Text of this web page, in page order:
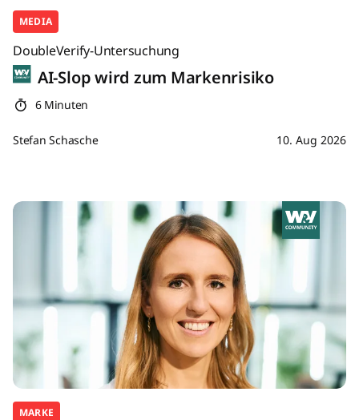
MEDIA
DoubleVerify-Untersuchung
AI-Slop wird zum Markenrisiko
6 Minuten
Stefan Schasche 10. Aug 2026
MARKE